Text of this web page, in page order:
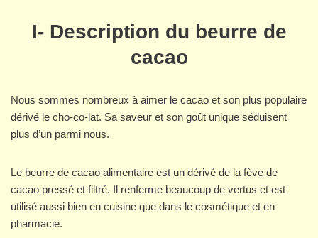
I- Description du beurre de
cacao
Nous sommes nombreux à aimer le cacao et son plus populaire
dérivé le cho-co-lat. Sa saveur et son goût unique séduisent
plus d’un parmi nous.
Le beurre de cacao alimentaire est un dérivé de la fève de
cacao pressé et filtré. Il renferme beaucoup de vertus et est
utilisé aussi bien en cuisine que dans le cosmétique et en
pharmacie.